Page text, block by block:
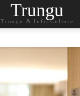
Trungu
Trungu & InforCulture